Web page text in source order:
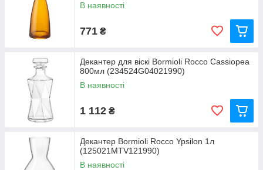
В наявності
771 ₴
Декантер для віскі Bormioli Rocco Cassiopea
800мл (234524G04021990)
В наявності
1 112 ₴
Декантер Bormioli Rocco Ypsilon 1л
(125021MTV121990)
В наявності